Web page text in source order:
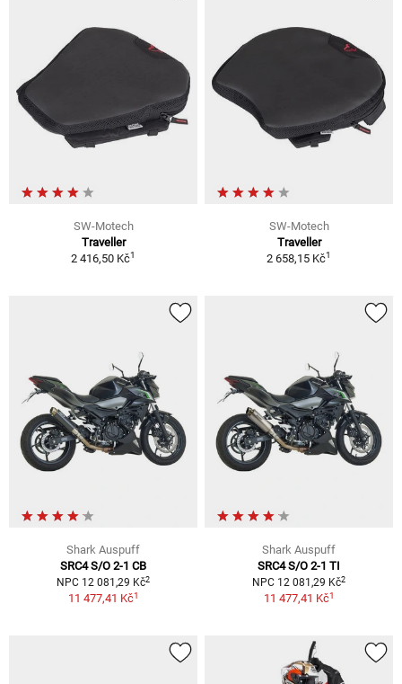
SW-Motech
Traveller
2 416,50 Kč1
SW-Motech
Traveller
2 658,15 Kč1
Shark Auspuff
SRC4 S/O 2-1 CB
NPC 12 081,29 Kč2
11 477,41 Kč1
Shark Auspuff
SRC4 S/O 2-1 TI
NPC 12 081,29 Kč2
11 477,41 Kč1